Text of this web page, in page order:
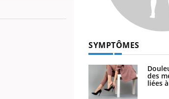
SYMPTÔMES
des
liées